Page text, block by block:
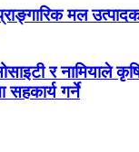
मल
र नामियाले
सहकार्य गर्ने